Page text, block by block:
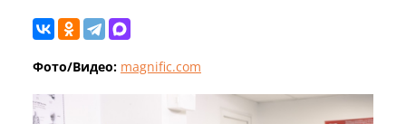
Фото/Видео: magnific.com